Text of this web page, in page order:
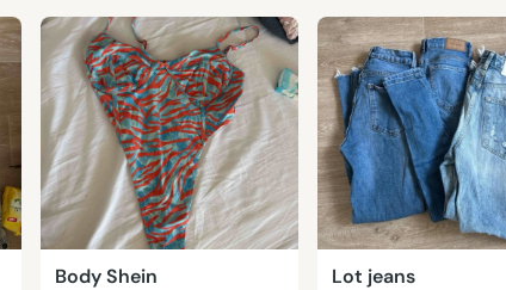
Body Shein Lot jeans